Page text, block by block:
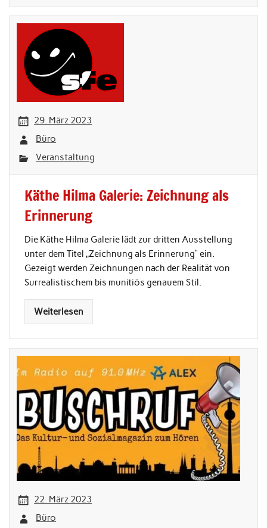
29. März 2023
Büro
Veranstaltung
Käthe Hilma Galerie: Zeichnung als
Erinnerung
Die Käthe Hilma Galerie lädt zur dritten Ausstellung
unter dem Titel „Zeichnung als Erinnerung“ ein.
Gezeigt werden Zeichnungen nach der Realität von
Surrealistischem bis munitiös genauem Stil.
Weiterlesen
22. März 2023
Büro